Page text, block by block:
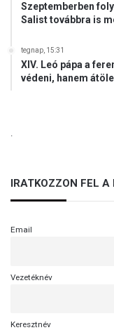
Szeptemberben
Salist továbbra is
tegnap, 15:31
XIV. Leó pápa a
védeni, hanem
.
IRATKOZZON FEL A
Email
Vezetéknév
Keresztnév